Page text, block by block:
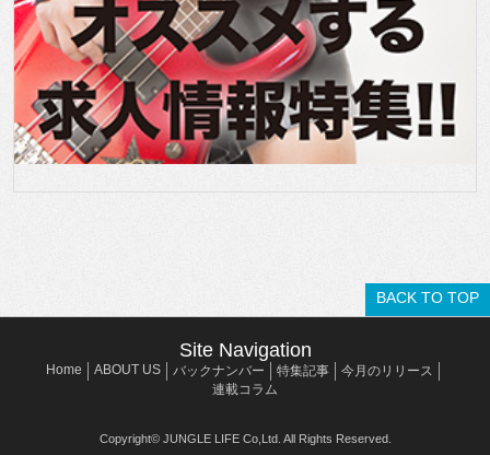
BACK TO TOP
Site Navigation
Home ABOUT US バックナンバー 特集記事
今月のリリース
連載コラム
Copyright© JUNGLE LIFE Co,Ltd. All Rights Reserved.